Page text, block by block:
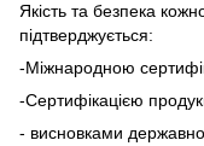
Якість та безпека
підтверджується:
-Міжнародною
-Сертифікацією
- висновками